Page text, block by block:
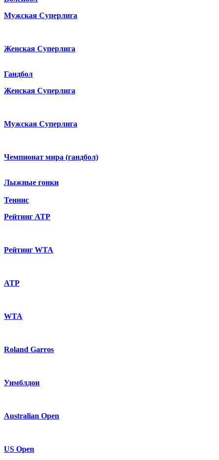
Мужская Суперлига
Женская Суперлига
Гандбол
Женская Суперлига
Мужская Суперлига
Чемпионат мира (гандбол)
Лыжные гонки
Теннис
Рейтинг ATP
Рейтинг WTA
ATP
WTA
Roland Garros
Уимблдон
Australian Open
US Open